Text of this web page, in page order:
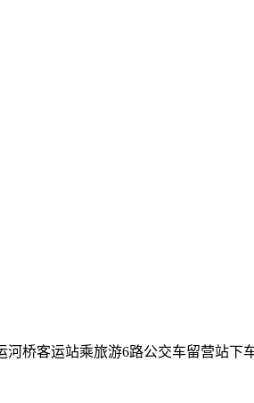
桥客运站乘旅游6路公交车留营站下